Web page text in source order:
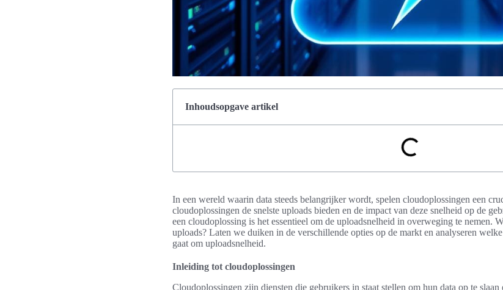
Inhoudsopgave artikel
In een wereld waarin data steeds belangrijker wordt, spelen cloudoplossingen een
cloudoplossingen de snelste uploads bieden en de impact van deze snelheid op de
een cloudoplossing is het essentieel om de uploadsnelheid in overweging te nemen.
uploads? Laten we duiken in de verschillende opties op de markt en analyseren
gaat om uploadsnelheid.
Inleiding tot cloudoplossingen
Cloudoplossingen zijn diensten die gebruikers in staat stellen om hun data op te